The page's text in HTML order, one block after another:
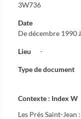
3W736
Date
De décembre 1990
Lieu -
Type de document
Contexte : Index W
Les Prés Saint-Jean